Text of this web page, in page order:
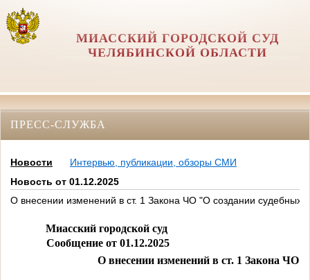
МИАССКИЙ ГОРОДСКОЙ СУД
ЧЕЛЯБИНСКОЙ ОБЛАСТИ
ПРЕСС-СЛУЖБА
Новости
Интервью, публикации, обзоры СМИ
Новость от 01.12.2025
О внесении изменений в ст. 1 Закона ЧО "О создании судебных
Миасский городской суд
Сообщение от 01.12.2025
О внесении изменений в ст. 1 Закона ЧО